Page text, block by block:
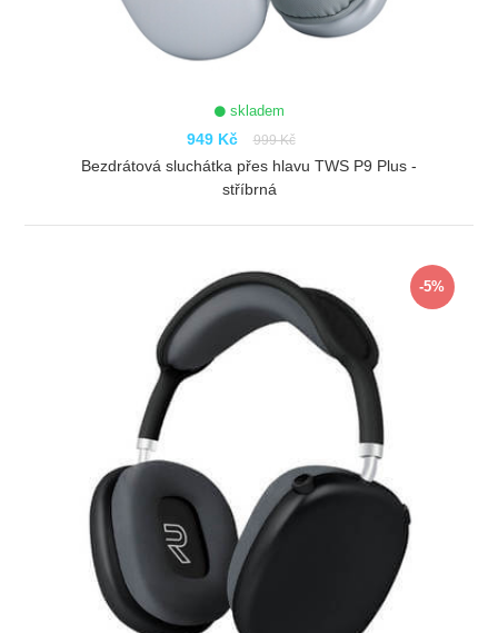
skladem
949 Kč 999 Kč
Bezdrátová sluchátka přes hlavu TWS P9 Plus -
stříbrná
-5%